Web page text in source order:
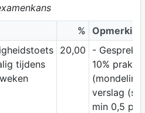
% Opmerking
tijdens
20,00
-
10%
verslag
min 0,5 per